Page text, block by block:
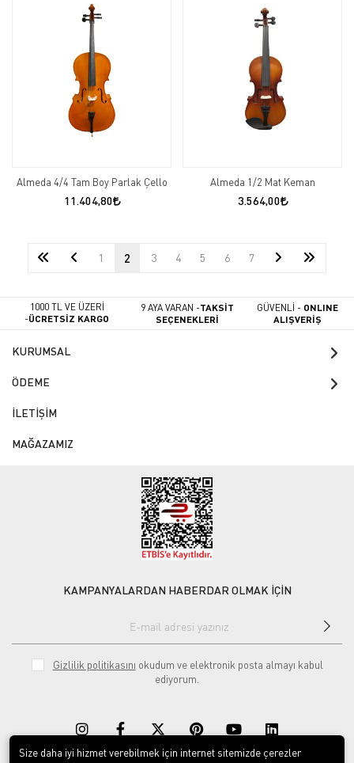
Almeda 4/4 Tam Boy Parlak Çello
11.404,80
Almeda 1/2 Mat Keman
3.564,00
1 2 3 4 5 6 7
1000 TL VE ÜZERİ
-ÜCRETSİZ KARGO
9 AYA VARAN -TAKSİT
SEÇENEKLERİ
GÜVENLİ - ONLINE
ALIŞVERİŞ
KURUMSAL
ÖDEME
İLETİŞİM
MAĞAZAMIZ
KAMPANYALARDAN HABERDAR OLMAK İÇİN
Gizlilik politikasını okudum ve elektronik posta almayı kabul
ediyorum.
Size daha iyi hizmet verebilmek için internet sitemizde çerezler